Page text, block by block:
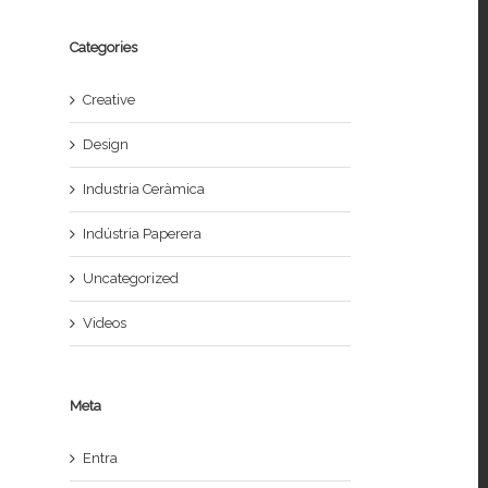
Categories
Creative
Design
Industria Ceràmica
Indústria Paperera
Uncategorized
Videos
Meta
Entra